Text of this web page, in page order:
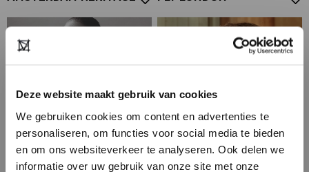
Deze website maakt gebruik van cookies
We gebruiken cookies om content en advertenties te
personaliseren, om functies voor social media te bieden
en om ons websiteverkeer te analyseren. Ook delen we
informatie over uw gebruik van onze site met onze